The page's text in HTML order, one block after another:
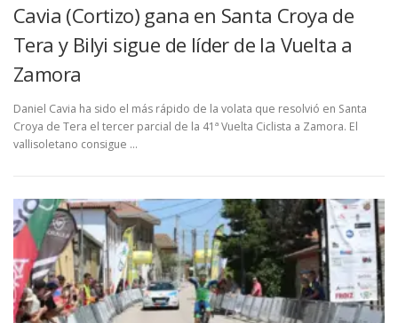
Cavia (Cortizo) gana en Santa Croya de
Tera y Bilyi sigue de líder de la Vuelta a
Zamora
Daniel Cavia ha sido el más rápido de la volata que resolvió en Santa
Croya de Tera el tercer parcial de la 41ª Vuelta Ciclista a Zamora. El
vallisoletano consigue …